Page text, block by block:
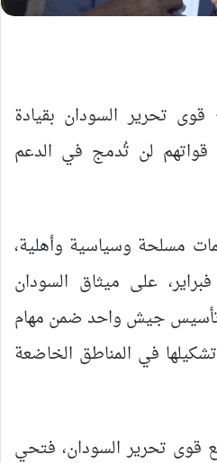
تحرير السودان بقيادة
قواتهم لن تُدمج في الدعم
مسلحة وسياسية وأهلية،
على ميثاق السودان
جيش واحد ضمن مهام
في المناطق الخاضعة
قوى تحرير السودان، فتحي